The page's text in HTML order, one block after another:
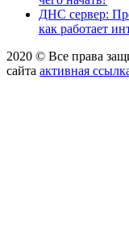
ДНС сервер:
как работает
2020 © Все права
сайта активная